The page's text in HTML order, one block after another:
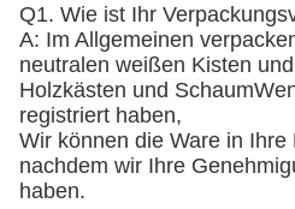
Q1. Wie ist Ihr
A: Im Allgemeinen
neutralen weißen Kisten
Holzkästen und Schaum
registriert haben,
Wir können die Ware in
nachdem wir Ihre
haben.